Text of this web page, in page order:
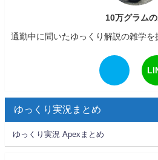
10万グラム
通勤中に聞いたゆっくり解説の雑学
ゆっくり実況まとめ
ゆっくり実況 Apexまとめ